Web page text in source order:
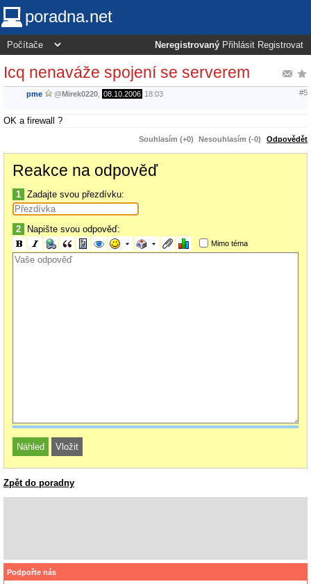
poradna.net
Neregistrovaný Přihlásit Registrovat
Icq nenaváže spojení se serverem
pme @Mirek0220 08.10.2006 18:03 #5
OK a firewall ?
Souhlasím (+0) Nesouhlasím (-0) Odpovědět
Reakce na odpověď
1 Zadajte svou přezdívku:
2 Napište svou odpověď:
Mimo téma
Zpět do poradny
Podpořte nás